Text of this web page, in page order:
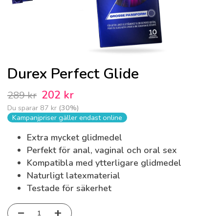
Durex Perfect Glide
289 kr 202 kr
Du sparar 87 kr (30%)
Kampanjpriser gäller endast online
Extra mycket glidmedel
Perfekt för anal, vaginal och oral sex
Kompatibla med ytterligare glidmedel
Naturligt latexmaterial
Testade för säkerhet